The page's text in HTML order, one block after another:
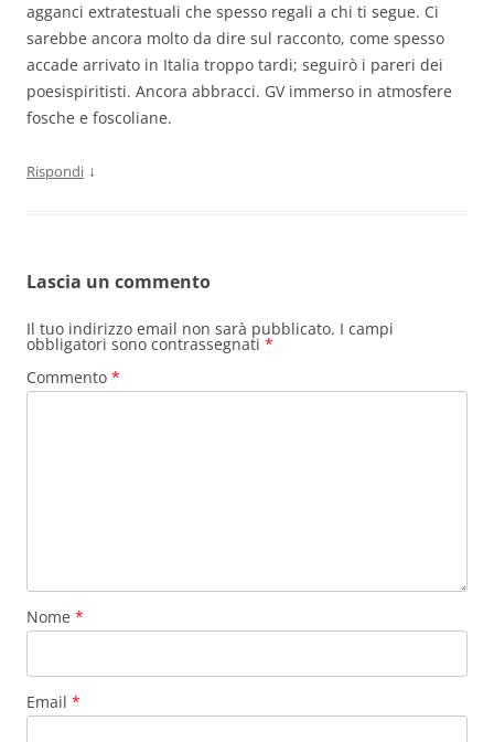
agganci extratestuali che spesso regali a chi ti segue. Ci
sarebbe ancora molto da dire sul racconto, come spesso
accade arrivato in Italia troppo tardi; seguirò i pareri dei
poesispiritisti. Ancora abbracci. GV immerso in atmosfere
fosche e foscoliane.
Rispondi ↓
Lascia un commento
Il tuo indirizzo email non sarà pubblicato. I campi
obbligatori sono contrassegnati *
Commento *
Nome *
Email *